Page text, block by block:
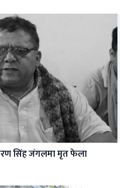
सिंह जंगलमा मृत फेला